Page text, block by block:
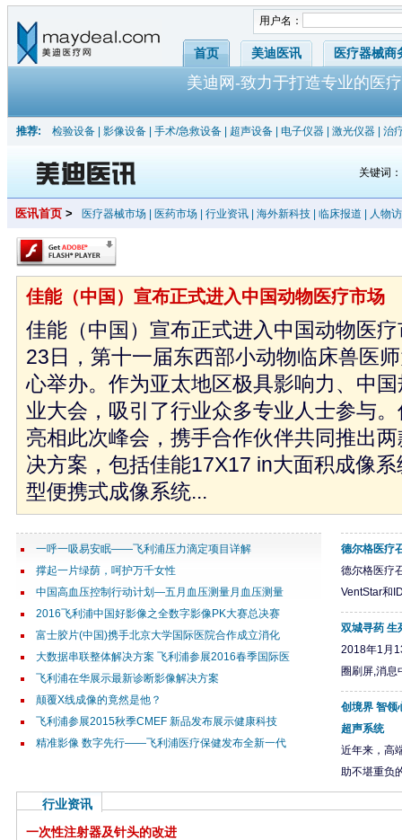
用户名：
首页 美迪医讯 医疗器械商
美迪网-致力于打造专业的医
推荐: 检验设备 影像设备 手术/急救设备 超声设备 电子仪器 激光仪器 治
关键词
医讯首页 > 医疗器械市场 医药市场 行业资讯 海外新科技 临床报道 人物
佳能（中国）宣布正式进入中国动物医疗市场
佳能（中国）宣布正式进入中国动物医
23日，第十一届东西部小动物临床兽医
心举办。作为亚太地区极具影响力、中
业大会，吸引了行业众多专业人士参与
亮相此次峰会，携手合作伙伴共同推出
决方案，包括佳能17X17 in大面积成像
型便携式成像系统...
一呼一吸易安眠——飞利浦压力滴定项目详解
撑起一片绿荫，呵护万千女性
中国高血压控制行动计划—五月血压测量月血压测量
2016飞利浦中国好影像之全数字影像PK大赛总决赛
富士胶片(中国)携手北京大学国际医院合作成立消化
大数据串联整体解决方案 飞利浦参展2016春季国际医
飞利浦在华展示最新诊断影像解决方案
颠覆X线成像的竟然是他？
飞利浦参展2015秋季CMEF 新品发布展示健康科技
精准影像 数字先行——飞利浦医疗保健发布全新一代
德尔格医疗
德尔格医疗
VentStar和
双城寻药 生
2018年1月
圈刷屏,消息
创境界 智
超声系统
近年来，高
助不堪重负
行业资讯
一次性注射器及针头的改进